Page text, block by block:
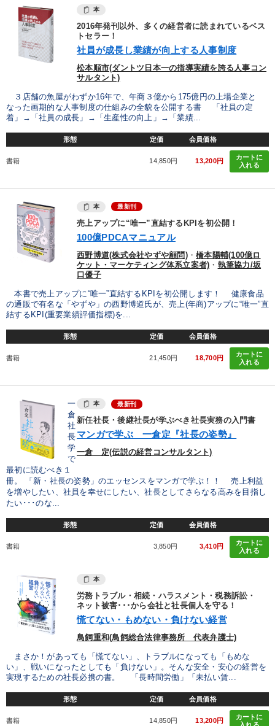
本
2016年発刊以外、多くの経営者に読まれているベス
トセラー！
社員が成長し業績が向上する人事制度
松本順市(ダントツ日本一の指導実績を誇る人事コン
サルタント)
３店舗の魚屋がわずか16年で、年商３億から175億円の上場企業と
なった画期的な人事制度の仕組みの全貌を公開する書 「社員の定
着」→「社員の成長」→「生産性の向上」→「業績...
形態 定価 会員価格
書籍 14,850円 13,200円
カートに
入れる
本 最新刊
売上アップに“唯一”直結するKPIを初公開！
100億PDCAマニュアル
西野博道(株式会社やずや顧問)・橋本陽輔(100億ロ
ケット・マーケティング体系立案者) ・ 執筆協力/坂
口優子
本書で売上アップに“唯一”直結するKPIを初公開します！ 健康食品
の通販で有名な「やずや」の西野博道氏が、売上(年商)アップに“唯一”直
結するKPI(重要業績評価指標)を...
形態 定価 会員価格
書籍 21,450円 18,700円
カートに
入れる
本 最新刊
新任社長・後継社長が学ぶべき社長実務の入門書
マンガで学ぶ 一倉定『社長の姿勢』
一倉 定(伝説の経営コンサルタント)
一
倉
社
長
学
で
最初に読むべき１
冊。 「新・社長の姿勢」のエッセンスをマンガで学ぶ！！ 売上利益
を増やしたい、社員を幸せにしたい、社長としてさらなる高みを目指し
たい･･･のな...
形態 定価 会員価格
書籍 3,850円 3,410円
カートに
入れる
本
労務トラブル・相続・ハラスメント・税務訴訟・
ネット被害･･･から会社と社長個人を守る！
慌てない・もめない・負けない経営
鳥飼重和(鳥飼総合法律事務所 代表弁護士)
まさか！があっても「慌てない」、トラブルになっても「もめな
い」、戦いになったとしても「負けない」。そんな安全・安心の経営を
実現するための社長必携の書。 「長時間労働」「未払い賃...
形態 定価 会員価格
書籍 14,850円 13,200円
カートに